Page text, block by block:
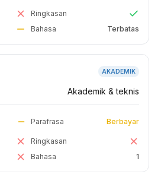
Ringkasan
Bahasa Terbatas
AKADEMIK
Akademik & teknis
Parafrasa Berbayar
Ringkasan
Bahasa 1